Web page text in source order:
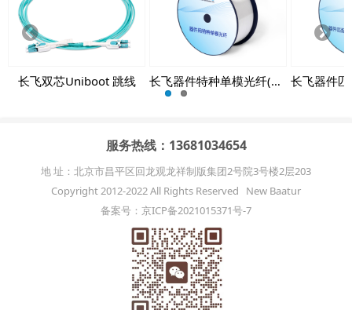
长飞双芯Uniboot 跳线 长飞器件特种单模光纤(PH-SMF)
Prev
ious
服务热线：13681034654
地 址：北京市昌平区回龙观龙祥制版集团2号院3号楼2层203
Copyright 2012-2022 All Rights Reserved New Baatur
备案号：京ICP备2021015371号-7